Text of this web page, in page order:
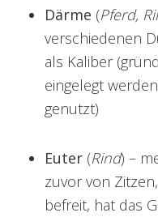
Därme (Pferd,
verschiedenen
als Kaliber
eingelegt
genutzt)
Euter (Rind) –
zuvor von
befreit, hat das